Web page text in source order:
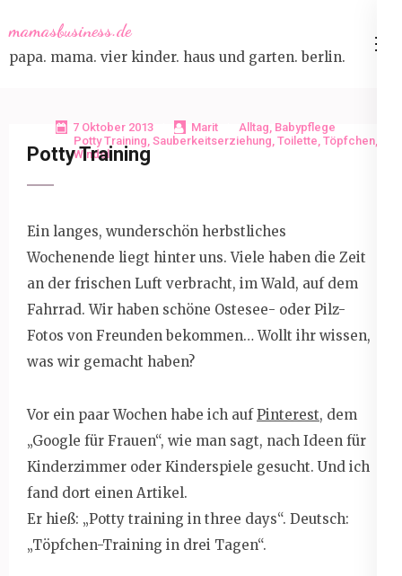
to
content
mamasbusiness.de
papa. mama. vier kinder. haus und garten. berlin.
7 Oktober 2013 Marit Alltag, Babypflege
Potty Training, Sauberkeitserziehung, Toilette, Töpfchen,
Windel
Potty Training
Ein langes, wunderschön herbstliches
Wochenende liegt hinter uns. Viele haben die Zeit
an der frischen Luft verbracht, im Wald, auf dem
Fahrrad. Wir haben schöne Ostesee- oder Pilz-
Fotos von Freunden bekommen… Wollt ihr wissen,
was wir gemacht haben?
Vor ein paar Wochen habe ich aufPinterest, dem
„Google für Frauen“, wie man sagt, nach Ideen für
Kinderzimmer oder Kinderspiele gesucht. Und ich
fand dort einen Artikel.
Er hieß: „Potty training in three days“. Deutsch:
„Töpfchen-Training in drei Tagen“.